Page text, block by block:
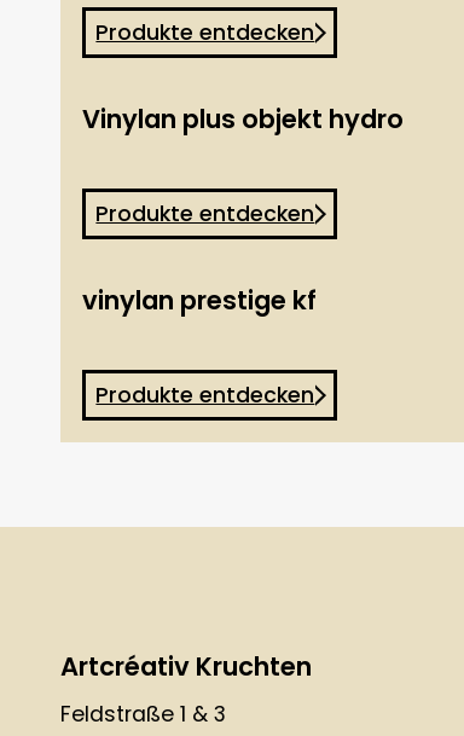
Produkte entdecken
Vinylan plus objekt hydro
Produkte entdecken
vinylan prestige kf
Produkte entdecken
Artcréativ Kruchten
Feldstraße 1 & 3